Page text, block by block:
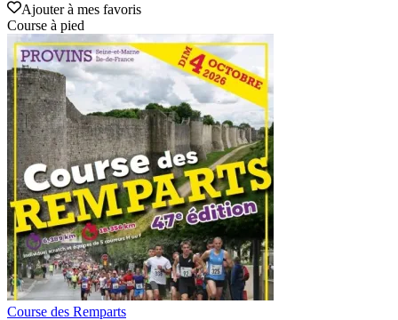
Ajouter à mes favoris
Course à pied
Course des Remparts